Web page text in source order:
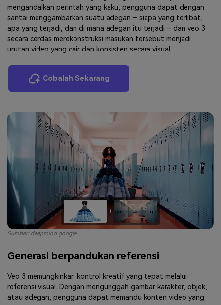
mengandalkan perintah yang kaku, pengguna dapat dengan
santai menggambarkan suatu adegan – siapa yang terlibat,
apa yang terjadi, dan di mana adegan itu terjadi – dan veo 3
secara cerdas merekonstruksi masukan tersebut menjadi
urutan video yang cair dan konsisten secara visual.
Cobalah Sekarang
Generasi berpandukan referensi
Veo 3 memungkinkan kontrol kreatif yang tepat melalui
referensi visual. Dengan mengunggah gambar karakter, objek,
atau adegan, pengguna dapat memandu konten video yang
Sumber: deepmind.google